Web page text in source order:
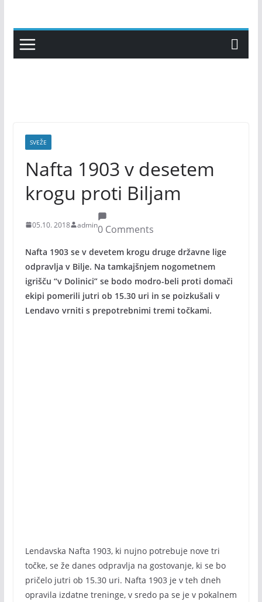
content
SVEŽE
Nafta 1903 v desetem
krogu proti Biljam
05.10. 2018 admin0 Comments
Nafta 1903 se v devetem krogu druge državne lige
odpravlja v Bilje. Na tamkajšnjem nogometnem
igrišču “v Dolinici” se bodo modro-beli proti domači
ekipi pomerili jutri ob 15.30 uri in se poizkušali v
Lendavo vrniti s prepotrebnimi tremi točkami.
Lendavska Nafta 1903, ki nujno potrebuje nove tri
točke, se že danes odpravlja na gostovanje, ki se bo
pričelo jutri ob 15.30 uri. Nafta 1903 je v teh dneh
opravila izdatne treninge, v sredo pa se je v pokalnem